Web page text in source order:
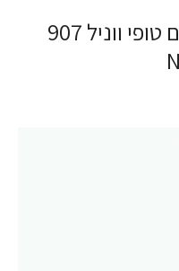
אבקת חלבון אפונה בטעם טופי ווניל 907